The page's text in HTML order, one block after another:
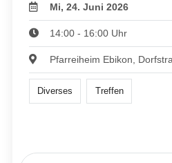
Mi, 24. Juni 2026
14:00 - 16:00 Uhr
Pfarreiheim Ebikon,
Diverses Treffen